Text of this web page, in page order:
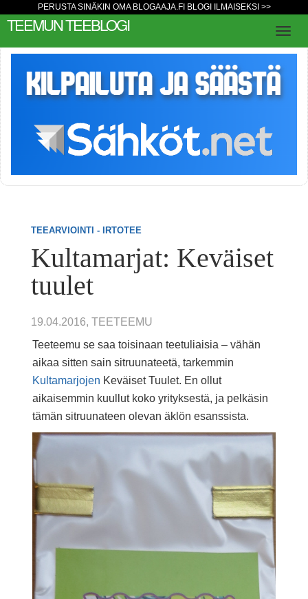
PERUSTA SINÄKIN OMA BLOGAAJA.FI BLOGI ILMAISEKSI >>
TEEMUN TEEBLOGI
TEEARVIOINTI - IRTOTEE
Kultamarjat: Keväiset
tuulet
19.04.2016, TEETEEMU
Teeteemu se saa toisinaan teetuliaisia – vähän
aikaa sitten sain sitruunateetä, tarkemmin
Kultamarjojen Keväiset Tuulet. En ollut
aikaisemmin kuullut koko yrityksestä, ja pelkäsin
tämän sitruunateen olevan äklön esanssista.